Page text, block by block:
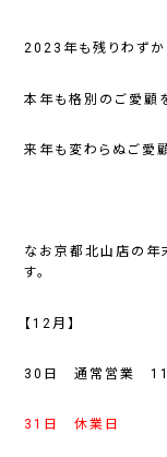
2023年も残りわずか
本年も格別のご愛顧
来年も変わらぬご愛
なお京都北山店の年
す。
【12月】
30日 通常営業 11
31日 休業日